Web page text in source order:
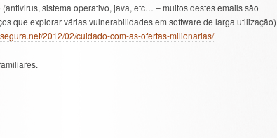
sistema operativo, java, etc… – muitos destes emails são
que explorar várias vulnerabilidades em software de larga utilização)
2012/02/cuidado-com-as-ofertas-milionarias/